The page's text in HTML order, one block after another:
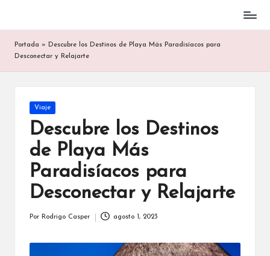
contenido
Información
Portada » Descubre los Destinos de Playa Más Paradisíacos para
Desconectar y Relajarte
Publicada
en
Viaje
Descubre los Destinos
de Playa Más
Paradisíacos para
Desconectar y Relajarte
Por Rodrigo Casper agosto 1, 2023